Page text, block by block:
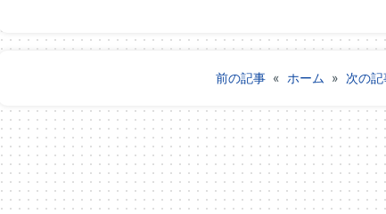
前の記事 « ホーム » 次の